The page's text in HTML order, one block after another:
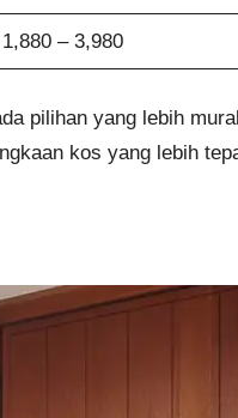
1,880 – 3,980
pilihan yang lebih
kos yang lebih